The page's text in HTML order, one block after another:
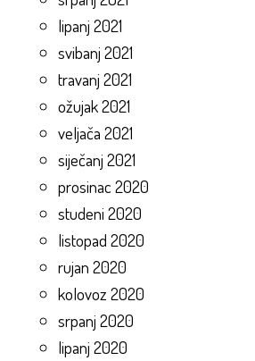
lipanj 2021
svibanj 2021
travanj 2021
ožujak 2021
veljača 2021
siječanj 2021
prosinac 2020
studeni 2020
listopad 2020
rujan 2020
kolovoz 2020
srpanj 2020
lipanj 2020